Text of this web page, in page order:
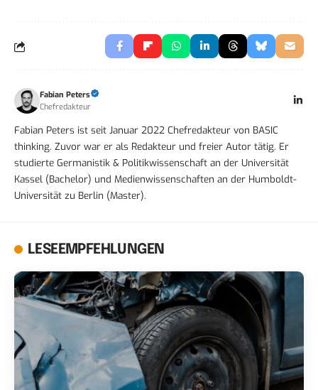
Fabian Peters
Chefredakteur
Fabian Peters ist seit Januar 2022 Chefredakteur von BASIC
thinking. Zuvor war er als Redakteur und freier Autor tätig. Er
studierte Germanistik & Politikwissenschaft an der Universität
Kassel (Bachelor) und Medienwissenschaften an der Humboldt-
Universität zu Berlin (Master).
LESEEMPFEHLUNGEN